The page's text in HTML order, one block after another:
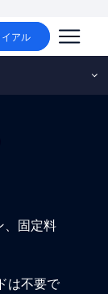
アル
ブ
、固定料
は不要で